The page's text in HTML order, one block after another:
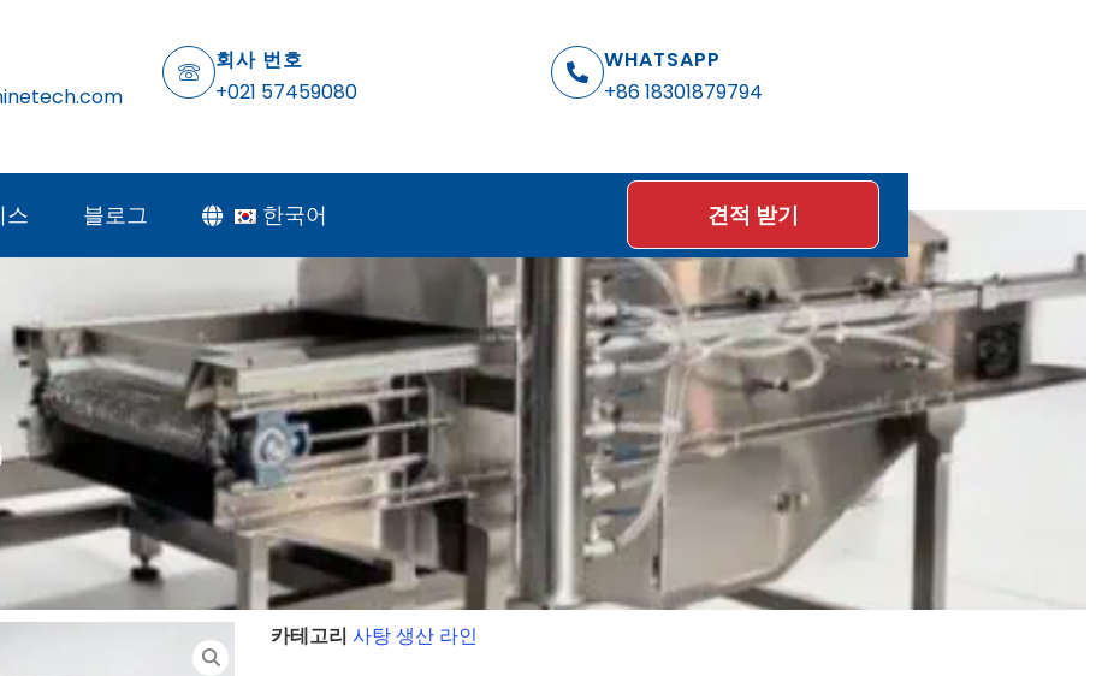
회사 번호
+021 57459080
WHATSAPP
+86 18301879794
스 블로그 한국어 견적 받기
카테고리 사탕 생산 라인